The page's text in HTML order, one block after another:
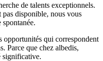
de talents exceptionnels.
pas disponible, nous vous
opportunités qui correspondent
Parce que chez albedis,
significative.